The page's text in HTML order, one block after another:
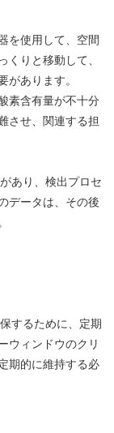
を使用して、空間
りと移動して、
あります。
素含有量が不十分
させ、関連する担
あり、検出プロセ
データは、その後
するために、定期
ウィンドウのクリ
期的に維持する必